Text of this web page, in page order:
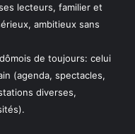
lecteurs, familier et
ambitieux sans
de toujours: celui
(agenda, spectacles,
diverses,